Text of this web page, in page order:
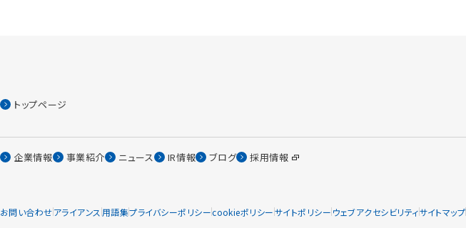
トップページ
企業情報 事業紹介 ニュース IR情報 ブログ 採用情報
お問い合わせアライアンス 用語集プライバシーポリシーcookieポリシーサイトポリシー ウェブアクセシビリティサイトマップ